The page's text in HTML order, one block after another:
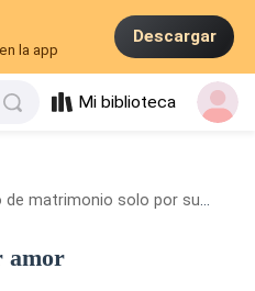
la app
Descargar
Mi biblioteca
matrimonio solo por sus hijos
amor